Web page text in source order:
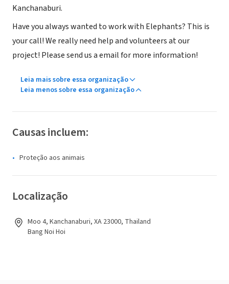
Kanchanaburi.
Have you always wanted to work with Elephants? This is
your call! We really need help and volunteers at our
project! Please send us a email for more information!
Leia mais sobre essa organização
Leia menos sobre essa organização
Causas incluem:
Proteção aos animais
Localização
Moo 4, Kanchanaburi, XA 23000, Thailand
Bang Noi Hoi